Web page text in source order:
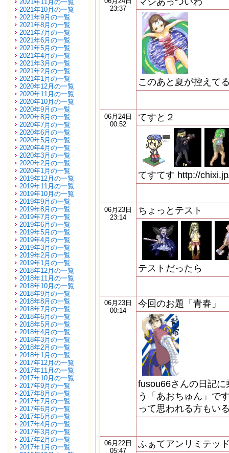
2021年11月の一覧
2021年10月の一覧
2021年9月の一覧
2021年8月の一覧
2021年7月の一覧
2021年6月の一覧
2021年5月の一覧
2021年4月の一覧
2021年3月の一覧
2021年2月の一覧
2021年1月の一覧
2020年12月の一覧
2020年11月の一覧
2020年10月の一覧
2020年9月の一覧
2020年8月の一覧
2020年7月の一覧
2020年6月の一覧
2020年5月の一覧
2020年4月の一覧
2020年3月の一覧
2020年2月の一覧
2020年1月の一覧
2019年12月の一覧
2019年11月の一覧
2019年10月の一覧
2019年9月の一覧
2019年8月の一覧
2019年7月の一覧
2019年6月の一覧
2019年5月の一覧
2019年4月の一覧
2019年3月の一覧
2019年2月の一覧
2019年1月の一覧
2018年12月の一覧
2018年11月の一覧
2018年10月の一覧
2018年9月の一覧
2018年8月の一覧
2018年7月の一覧
2018年6月の一覧
2018年5月の一覧
2018年4月の一覧
2018年3月の一覧
2018年2月の一覧
2018年1月の一覧
2017年12月の一覧
2017年11月の一覧
2017年10月の一覧
2017年9月の一覧
2017年8月の一覧
2017年7月の一覧
2017年6月の一覧
2017年5月の一覧
2017年4月の一覧
2017年3月の一覧
2017年2月の一覧
2017年1月の一覧
23:37
このあと夏が控えて
06月24日
00:52
てすと２
てすてす http://
06月23日
23:14
ちょっとテスト
テストだったら
06月23日
00:14
今回のお題「青春」
fusou66さんの日記
う「あおちゅん」で
って思われる方もい
06月22日
05:47
ふぁてアンリミテッ